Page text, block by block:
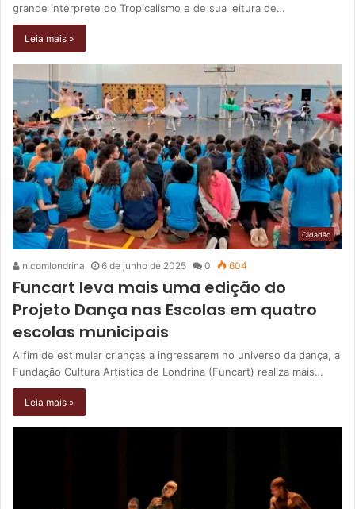
grande intérprete do Tropicalismo e de sua leitura de…
Leia mais »
Cidadão
n.comlondrina 6 de junho de 2025 0 604
Funcart leva mais uma edição do
Projeto Dança nas Escolas em quatro
escolas municipais
A fim de estimular crianças a ingressarem no universo da dança, a
Fundação Cultura Artística de Londrina (Funcart) realiza mais…
Leia mais »